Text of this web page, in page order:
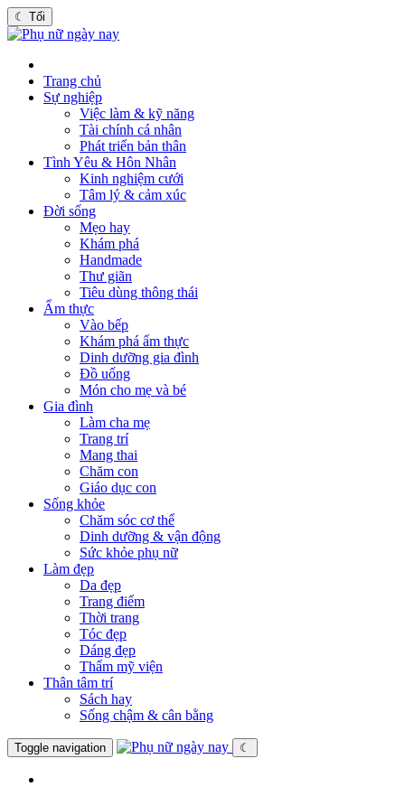
☾ Tối
Trang chủ
Sự nghiệp
Việc làm & kỹ năng
Tài chính cá nhân
Phát triển bản thân
Tình Yêu & Hôn Nhân
Kinh nghiệm cưới
Tâm lý & cảm xúc
Đời sống
Mẹo hay
Khám phá
Handmade
Thư giãn
Tiêu dùng thông thái
Ẩm thực
Vào bếp
Khám phá ẩm thực
Dinh dưỡng gia đình
Đồ uống
Món cho mẹ và bé
Gia đình
Làm cha mẹ
Trang trí
Mang thai
Chăm con
Giáo dục con
Sống khỏe
Chăm sóc cơ thể
Dinh dưỡng & vận động
Sức khỏe phụ nữ
Làm đẹp
Da đẹp
Trang điểm
Thời trang
Tóc đẹp
Dáng đẹp
Thẩm mỹ viện
Thân tâm trí
Sách hay
Sống chậm & cân bằng
Toggle navigation ☾